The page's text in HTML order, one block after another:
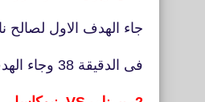
جاء الهدف الاول
فى الدقيقة 38 وجاء الهدف الثانى عن طريق النجم محمد صلاح فى الدقيقة 90.